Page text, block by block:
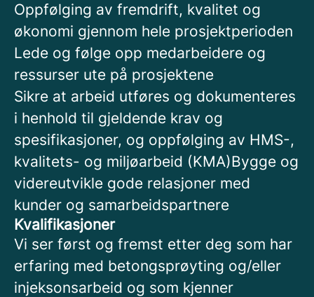
Oppfølging av fremdrift, kvalitet og
økonomi gjennom hele prosjektperioden
Lede og følge opp medarbeidere og
ressurser ute på prosjektene
Sikre at arbeid utføres og dokumenteres
i henhold til gjeldende krav og
spesifikasjoner, og oppfølging av HMS-,
kvalitets- og miljøarbeid (KMA)Bygge og
videreutvikle gode relasjoner med
kunder og samarbeidspartnere
Kvalifikasjoner
Vi ser først og fremst etter deg som har
erfaring med betongsprøyting og/eller
injeksonsarbeid og som kjenner